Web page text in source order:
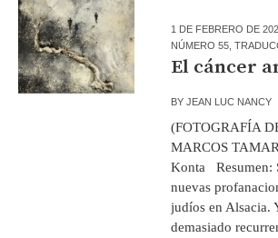
1 DE FEBRERO DE
NÚMERO 55 ,
El cáncer
BYJEAN LUC NANCY
(FOTOGRAFÍA
MARCOS
Konta Resumen:
nuevas
judíos en Alsacia.
demasiado